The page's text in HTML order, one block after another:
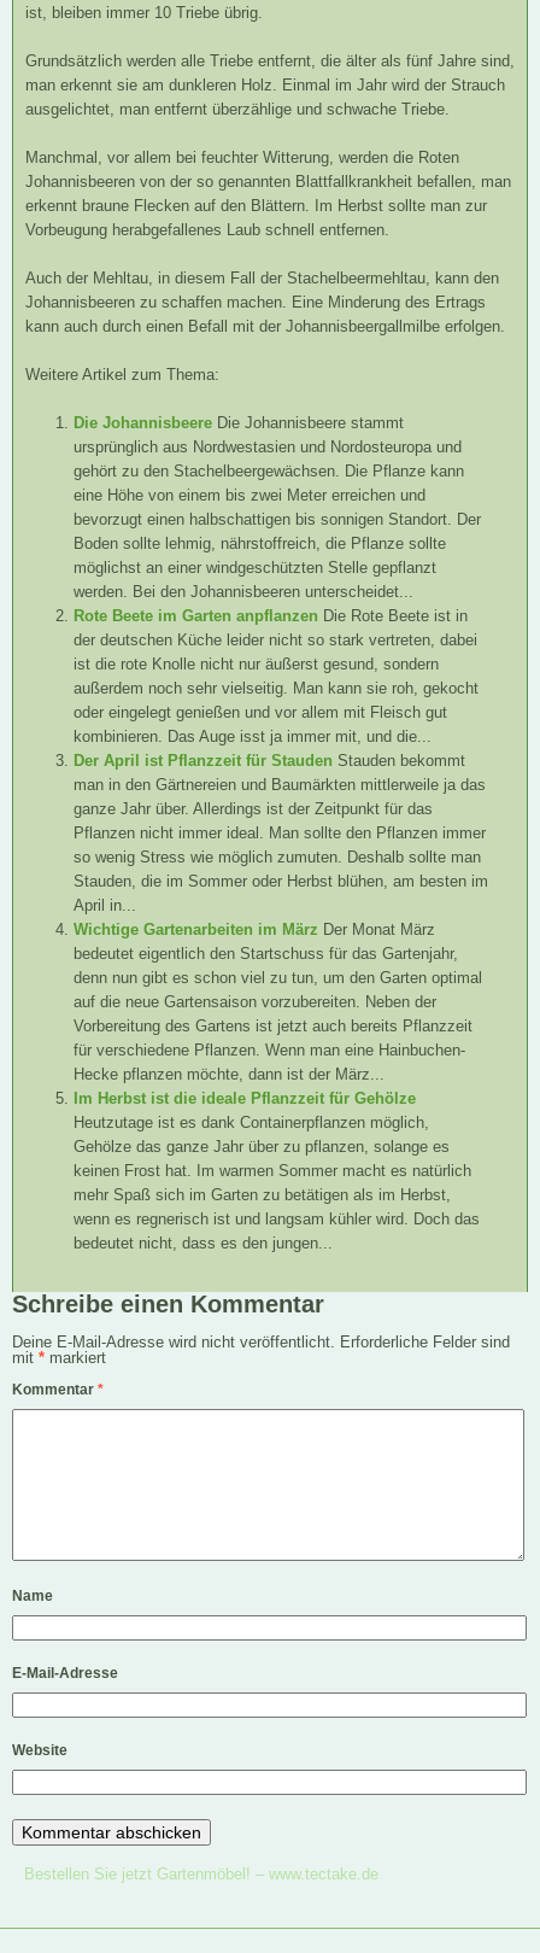
ist, bleiben immer 10 Triebe übrig.
Grundsätzlich werden alle Triebe entfernt, die älter als fünf Jahre sind,
man erkennt sie am dunkleren Holz. Einmal im Jahr wird der Strauch
ausgelichtet, man entfernt überzählige und schwache Triebe.
Manchmal, vor allem bei feuchter Witterung, werden die Roten
Johannisbeeren von der so genannten Blattfallkrankheit befallen, man
erkennt braune Flecken auf den Blättern. Im Herbst sollte man zur
Vorbeugung herabgefallenes Laub schnell entfernen.
Auch der Mehltau, in diesem Fall der Stachelbeermehltau, kann den
Johannisbeeren zu schaffen machen. Eine Minderung des Ertrags
kann auch durch einen Befall mit der Johannisbeergallmilbe erfolgen.
Weitere Artikel zum Thema:
Die Johannisbeere Die Johannisbeere stammt
ursprünglich aus Nordwestasien und Nordosteuropa und
gehört zu den Stachelbeergewächsen. Die Pflanze kann
eine Höhe von einem bis zwei Meter erreichen und
bevorzugt einen halbschattigen bis sonnigen Standort. Der
Boden sollte lehmig, nährstoffreich, die Pflanze sollte
möglichst an einer windgeschützten Stelle gepflanzt
werden. Bei den Johannisbeeren unterscheidet...
Rote Beete im Garten anpflanzen Die Rote Beete ist in
der deutschen Küche leider nicht so stark vertreten, dabei
ist die rote Knolle nicht nur äußerst gesund, sondern
außerdem noch sehr vielseitig. Man kann sie roh, gekocht
oder eingelegt genießen und vor allem mit Fleisch gut
kombinieren. Das Auge isst ja immer mit, und die...
Der April ist Pflanzzeit für Stauden Stauden bekommt
man in den Gärtnereien und Baumärkten mittlerweile ja das
ganze Jahr über. Allerdings ist der Zeitpunkt für das
Pflanzen nicht immer ideal. Man sollte den Pflanzen immer
so wenig Stress wie möglich zumuten. Deshalb sollte man
Stauden, die im Sommer oder Herbst blühen, am besten im
April in...
Wichtige Gartenarbeiten im März Der Monat März
bedeutet eigentlich den Startschuss für das Gartenjahr,
denn nun gibt es schon viel zu tun, um den Garten optimal
auf die neue Gartensaison vorzubereiten. Neben der
Vorbereitung des Gartens ist jetzt auch bereits Pflanzzeit
für verschiedene Pflanzen. Wenn man eine Hainbuchen-
Hecke pflanzen möchte, dann ist der März...
Im Herbst ist die ideale Pflanzzeit für Gehölze
Heutzutage ist es dank Containerpflanzen möglich,
Gehölze das ganze Jahr über zu pflanzen, solange es
keinen Frost hat. Im warmen Sommer macht es natürlich
mehr Spaß sich im Garten zu betätigen als im Herbst,
wenn es regnerisch ist und langsam kühler wird. Doch das
bedeutet nicht, dass es den jungen...
Schreibe einen Kommentar
Deine E-Mail-Adresse wird nicht veröffentlicht. Erforderliche Felder sind
mit * markiert
Kommentar *
Name
E-Mail-Adresse
Website
Bestellen Sie jetzt Gartenmöbel! – www.tectake.de